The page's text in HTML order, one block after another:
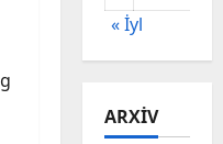
« İyl
ARXIV